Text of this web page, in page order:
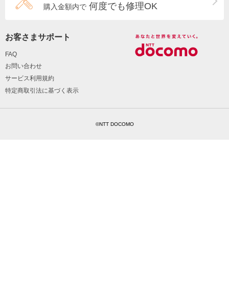
購入金額内で 何度でも修理OK
お客さまサポート
FAQ
お問い合わせ
サービス利用規約
特定商取引法に基づく表示
©NTT DOCOMO